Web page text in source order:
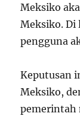
Meksiko
Meksiko. Di
pengguna
Keputusan
Meksiko,
pemerintah